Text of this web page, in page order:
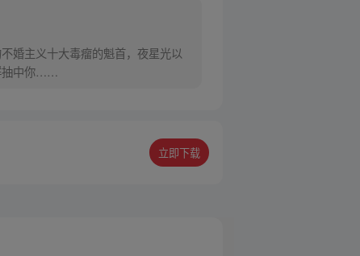
婚主义十大毒瘤的魁首，夜星光以
抽中你……
立即下载